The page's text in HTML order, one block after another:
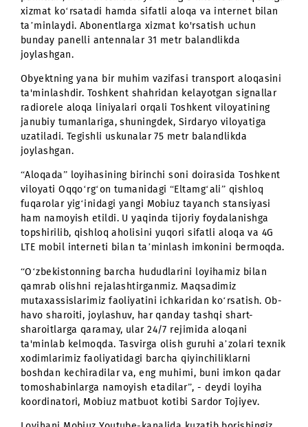
maqsad qilgan.
Videoloyiha davomida tayanch stansiyasining qabul
qiluvchi va uzatuvchi uskunalari namoyish etildi. Ular
punktlari, M-34 avtomobil yo‘lining 8 kilometrlik
xizmat ko‘rsatadi hamda sifatli aloqa va internet
ta’minlaydi. Abonentlarga xizmat ko'rsatish uchun
bunday panelli antennalar 31 metr balandlikda
joylashgan.
Obyektning yana bir muhim vazifasi transport
ta'minlashdir. Toshkent shahridan kelayotgan signallar
radiorele aloqa liniyalari orqali Toshkent viloyatining
janubiy tumanlariga, shuningdek, Sirdaryo viloyatiga
uzatiladi. Tegishli uskunalar 75 metr balandlikda
joylashgan.
“Aloqada” loyihasining birinchi soni doirasida
viloyati Oqqo‘rg‘on tumanidagi “Eltamg‘ali” qishloq
fuqarolar yig‘inidagi yangi Mobiuz tayanch stansiyasi
ham namoyish etildi. U yaqinda tijoriy foydalanishga
topshirilib, qishloq aholisini yuqori sifatli aloqa va 4G
LTE mobil interneti bilan taʼminlash imkonini
“O‘zbekistonning barcha hududlarini loyihamiz bilan
qamrab olishni rejalashtirganmiz. Maqsadimiz
mutaxassislarimiz faoliyatini ichkaridan ko‘rsatish.